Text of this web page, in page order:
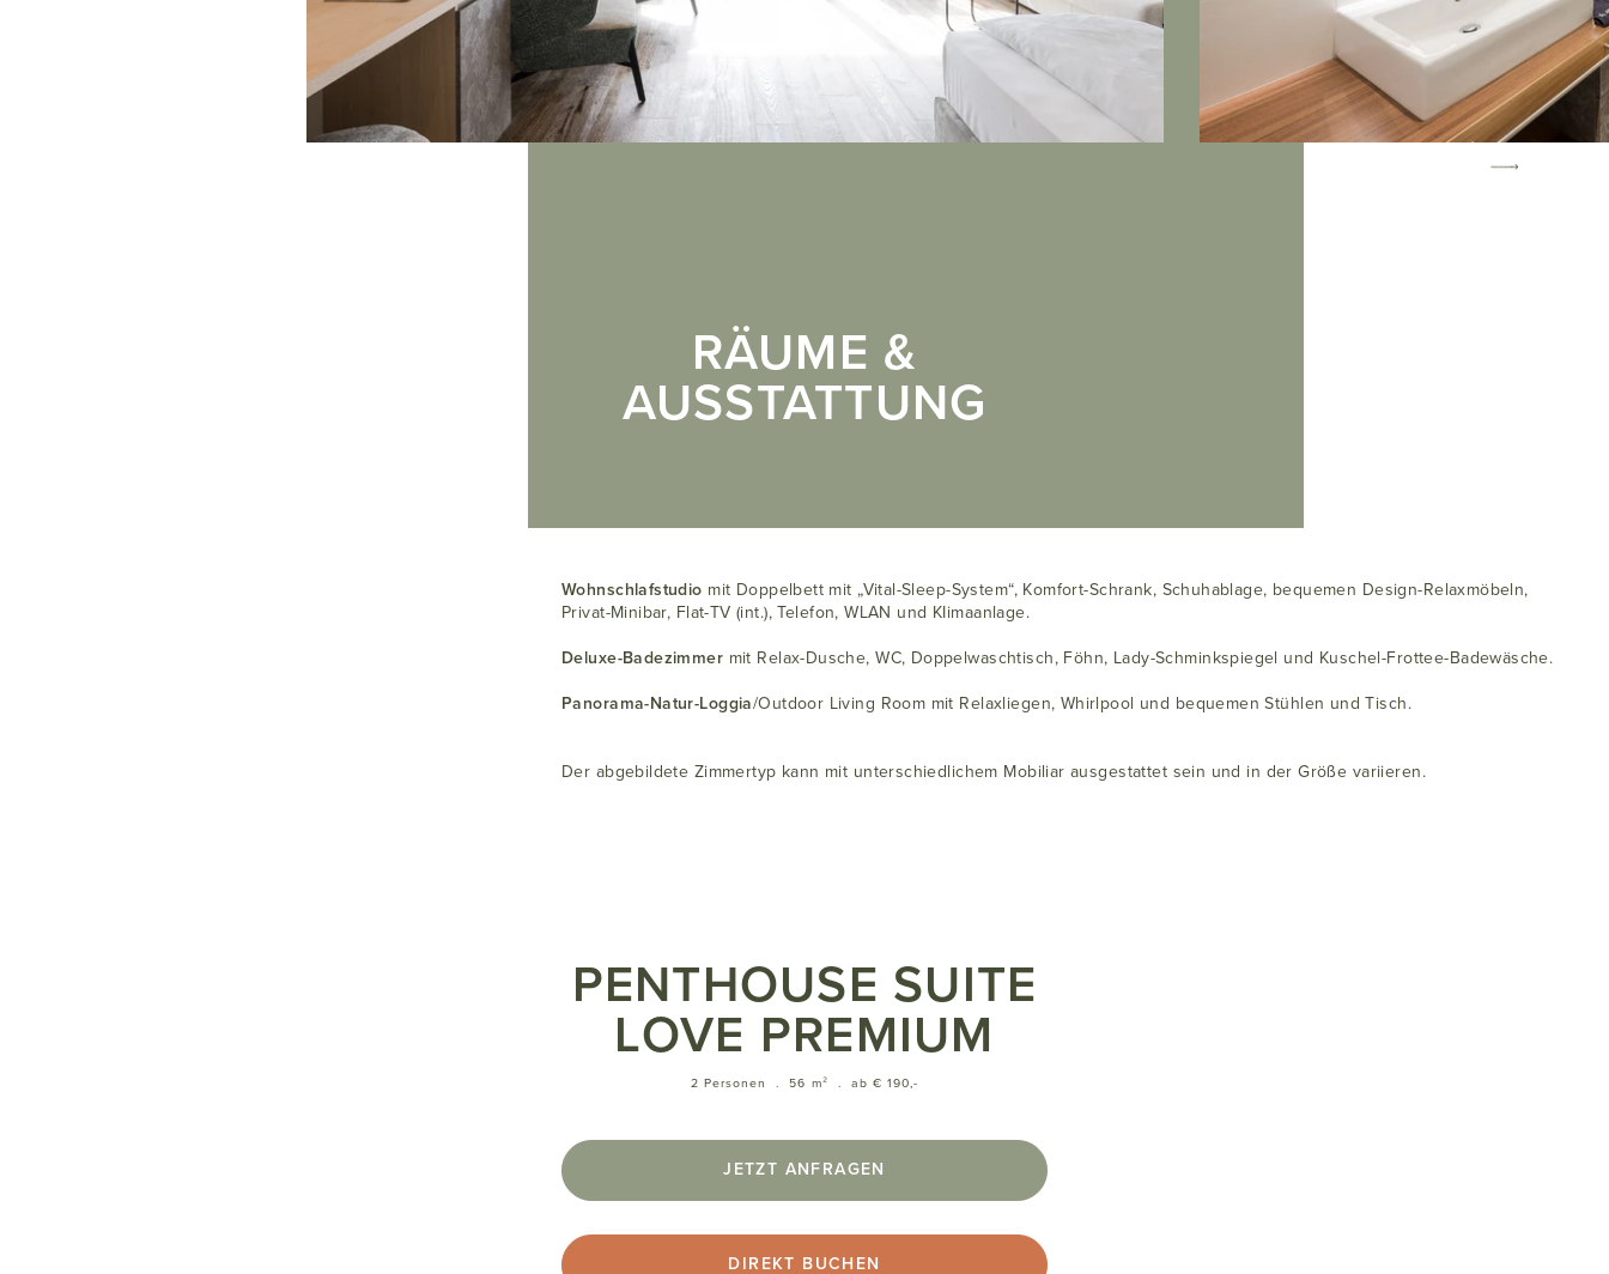
RÄUME &
AUSSTATTUNG
Wohnschlafstudio mit Doppelbett mit „Vital-Sleep-System“, Komfort-Schrank, Schuhablage, bequemen Design-Relaxmöbeln,
Privat-Minibar, Flat-TV (int.), Telefon, WLAN und KIimaanlage.
Deluxe-Badezimmer mit Relax-Dusche, WC, Doppelwaschtisch, Föhn, Lady-Schminkspiegel und Kuschel-Frottee-Badewäsche.
Panorama-Natur-Loggia/Outdoor Living Room mit Relaxliegen, Whirlpool und bequemen Stühlen und Tisch.
Der abgebildete Zimmertyp kann mit unterschiedlichem Mobiliar ausgestattet sein und in der Größe variieren.
PENTHOUSE SUITE
LOVE PREMIUM
2 Personen . 56 m² . ab € 190,-
JETZT ANFRAGEN
DIREKT BUCHEN